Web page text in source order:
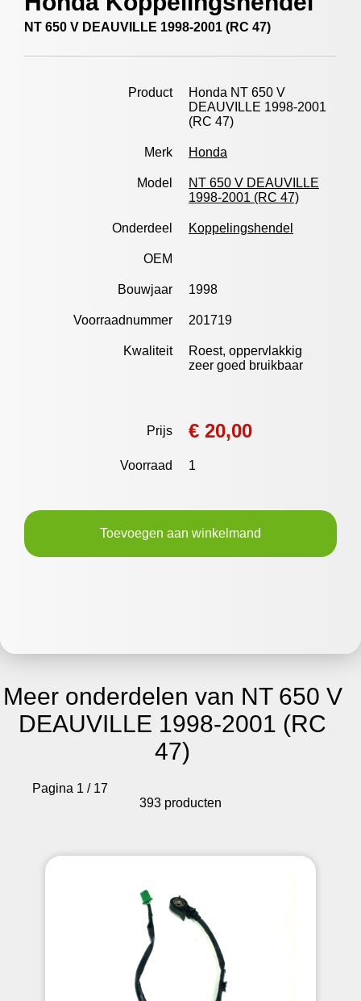
NT 650 V DEAUVILLE 1998-2001 (RC 47)
Product
Honda NT 650 V
DEAUVILLE 1998-2001
(RC 47)
Merk Honda
Model
NT 650 V DEAUVILLE
1998-2001 (RC 47)
Onderdeel Koppelingshendel
OEM
Bouwjaar 1998
Voorraadnummer 201719
Kwaliteit
Roest, oppervlakkig
zeer goed bruikbaar
Prijs € 20,00
Voorraad 1
Toevoegen aan winkelmand
Meer onderdelen van NT 650 V
DEAUVILLE 1998-2001 (RC
47)
Pagina 1 / 17
393 producten